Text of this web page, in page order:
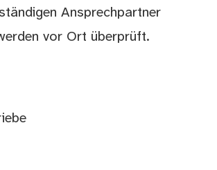
Ansprechpartner
vor Ort überprüft.